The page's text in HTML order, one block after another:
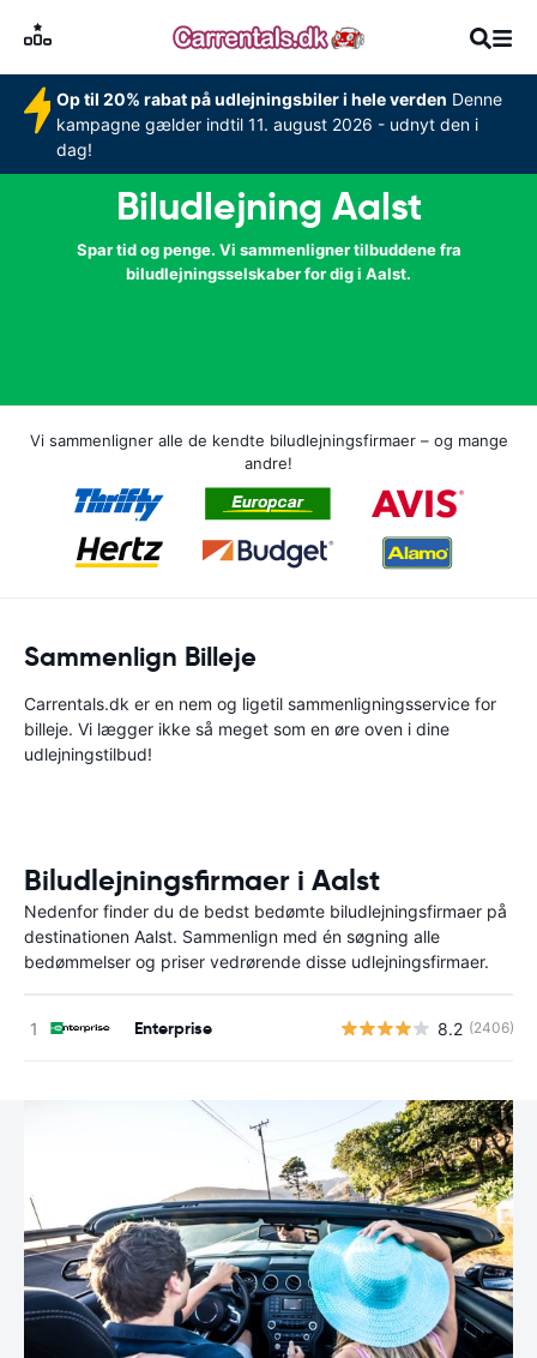
Op til 20% rabat på udlejningsbiler i hele verden Denne
kampagne gælder indtil 11. august 2026 - udnyt den i
dag!
Biludlejning Aalst
Spar tid og penge. Vi sammenligner tilbuddene fra
biludlejningsselskaber for dig i Aalst.
Vi sammenligner alle de kendte biludlejningsfirmaer – og mange
andre!
Sammenlign Billeje
Carrentals.dk er en nem og ligetil sammenligningsservice for
billeje. Vi lægger ikke så meget som en øre oven i dine
udlejningstilbud!
Biludlejningsfirmaer i Aalst
Nedenfor finder du de bedst bedømte biludlejningsfirmaer på
destinationen Aalst. Sammenlign med én søgning alle
bedømmelser og priser vedrørende disse udlejningsfirmaer.
Enterprise 8.2 (2406)